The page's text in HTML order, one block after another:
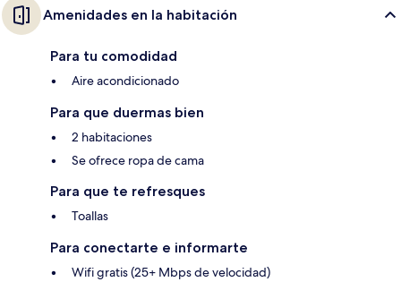
Amenidades en la habitación
Para tu comodidad
Aire acondicionado
Para que duermas bien
2 habitaciones
Se ofrece ropa de cama
Para que te refresques
Toallas
Para conectarte e informarte
Wifi gratis (25+ Mbps de velocidad)